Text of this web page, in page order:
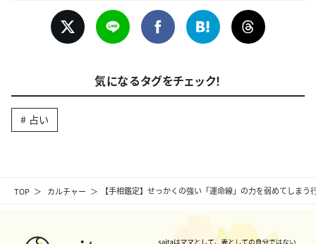
TOP カルチャー 【手相鑑定】せっかくの強い「運命線」の力を弱めてしま
気になるタグをチェック！
占い